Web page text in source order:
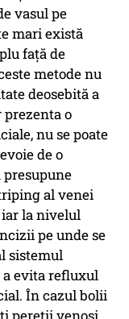
vasul pe
mari există
față de
metode nu
deosebită a
prezenta o
nu se poate
de o
al venei
iar la nivelul
pe unde se
sistemul
a evita refluxul
În cazul bolii